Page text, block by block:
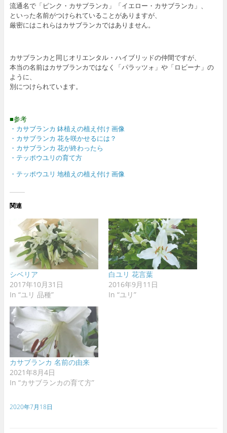
流通名で「ピンク・カサブランカ」「イエロー・カサブランカ」、
といった名前がつけられていることがありますが、
厳密にはこれらはカサブランカではありません。
カサブランカと同じオリエンタル・ハイブリッドの仲間ですが、
本当の名前はカサブランカではなく「パラッツォ」や「ロビーナ」の
ように、
別につけられています。
■参考
・カサブランカ 鉢植えの植え付け 画像
・カサブランカ 花を咲かせるには？
・カサブランカ 花が終わったら
・テッポウユリの育て方
・テッポウユリ 地植えの植え付け 画像
関連
シベリア
2017年10月31日
In “ユリ 品種”
白ユリ 花言葉
2016年9月11日
In “ユリ”
カサブランカ 名前の由来
2021年8月4日
In “カサブランカの育て方”
2020年7月18日